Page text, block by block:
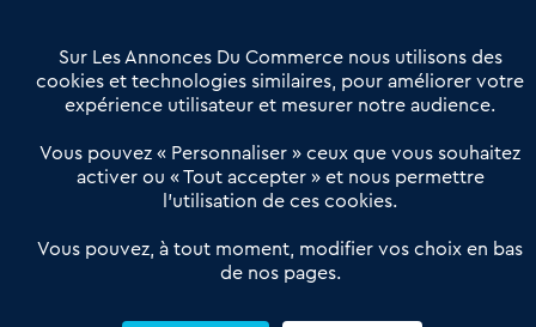
Offres Pro
Actualités
Qui sommes nous ?
Derniers articles
Réseau 3C : un partenaire national dédié aux transactions
Petitscommerces : Un partenariat au service du commerce de
proximité et des territoires
Sur Les Annonces Du Commerce nous utilisons des
cookies et technologies similaires, pour améliorer votre
expérience utilisateur et mesurer notre audience.
Vous pouvez « Personnaliser » ceux que vous souhaitez
activer ou « Tout accepter » et nous permettre
l’utilisation de ces cookies.
Vous pouvez, à tout moment, modifier vos choix en bas
de nos pages.